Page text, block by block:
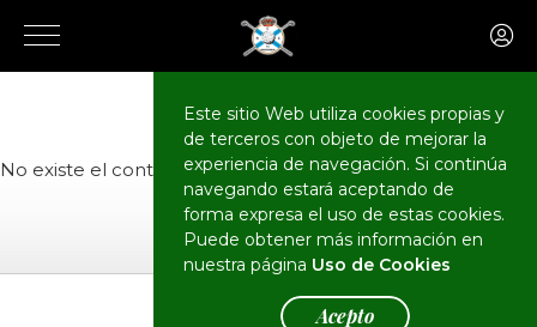
Este sitio Web utiliza cookies propias y
de terceros con objeto de mejorar la
experiencia de navegación. Si continúa
navegando estará aceptando de
forma expresa el uso de estas cookies.
Puede obtener más información en
nuestra página Uso de Cookies
Acepto
El Club Actualidad
No existe el contenido o no tiene permisos de acceso.